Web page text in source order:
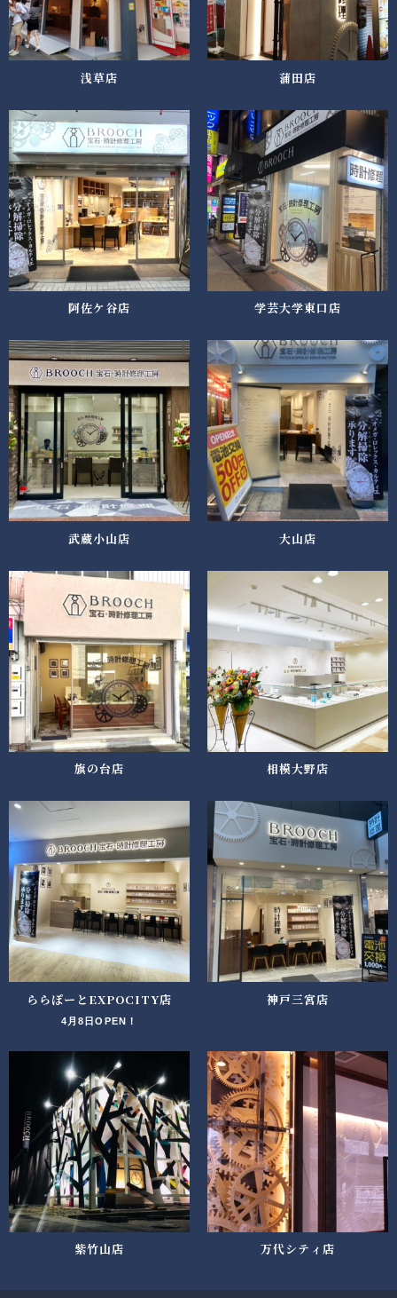
浅草店 蒲田店
阿佐ケ谷店 学芸大学東口店
武蔵小山店 大山店
旗の台店 相模大野店
ららぽーとEXPOCITY店
4月8日OPEN！
神戸三宮店
紫竹山店 万代シティ店